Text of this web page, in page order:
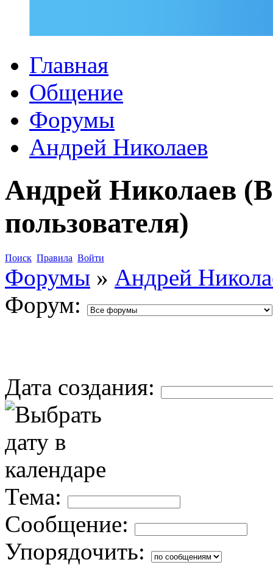
Главная
Общение
Форумы
Андрей Николаев
Андрей Николаев
пользователя)
Поиск Правила Войти
Форумы » Андрей
Форум:
Дата создания:
Тема:
Сообщение:
Упорядочить: